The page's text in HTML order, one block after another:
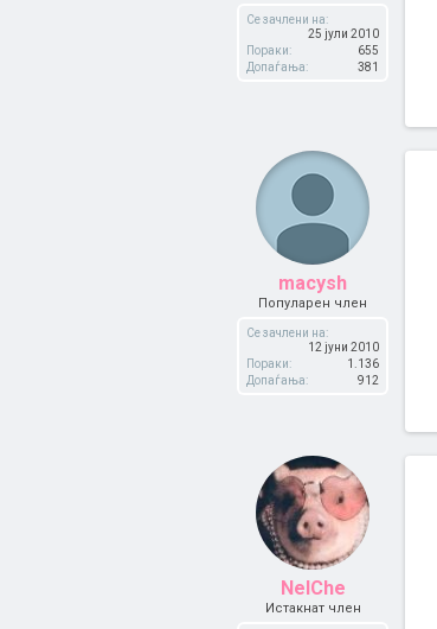
Се зачлени на:
25 јули 2010
Пораки:
655
Допаѓања:
381
macysh
Популарен член
Се зачлени на:
12 јуни 2010
Пораки:
1.136
Допаѓања:
912
NelChe
Истакнат член